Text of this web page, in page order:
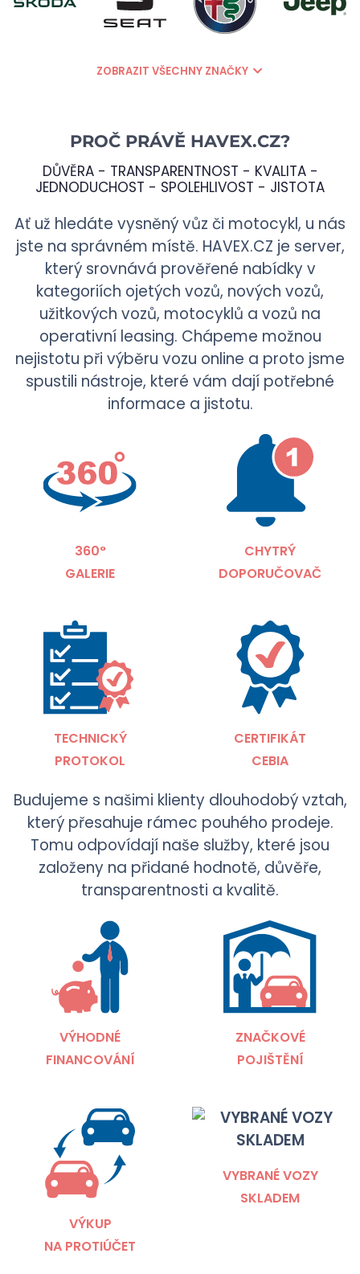
ZOBRAZIT VŠECHNY ZNAČKY
PROČ PRÁVĚ HAVEX.CZ?
DŮVĚRA - TRANSPARENTNOST - KVALITA -
JEDNODUCHOST - SPOLEHLIVOST - JISTOTA
Ať už hledáte vysněný vůz či motocykl, u nás
jste na správném místě. HAVEX.CZ je server,
který srovnává prověřené nabídky v
kategoriích ojetých vozů, nových vozů,
užitkových vozů, motocyklů a vozů na
operativní leasing. Chápeme možnou
nejistotu při výběru vozu online a proto jsme
spustili nástroje, které vám dají potřebné
informace a jistotu.
360°
GALERIE
CHYTRÝ
DOPORUČOVAČ
TECHNICKÝ
PROTOKOL
CERTIFIKÁT
CEBIA
Budujeme s našimi klienty dlouhodobý vztah,
který přesahuje rámec pouhého prodeje.
Tomu odpovídají naše služby, které jsou
založeny na přidané hodnotě, důvěře,
transparentnosti a kvalitě.
VÝHODNÉ
FINANCOVÁNÍ
ZNAČKOVÉ
POJIŠTĚNÍ
VÝKUP
NA PROTIÚČET
VYBRANÉ VOZY
SKLADEM